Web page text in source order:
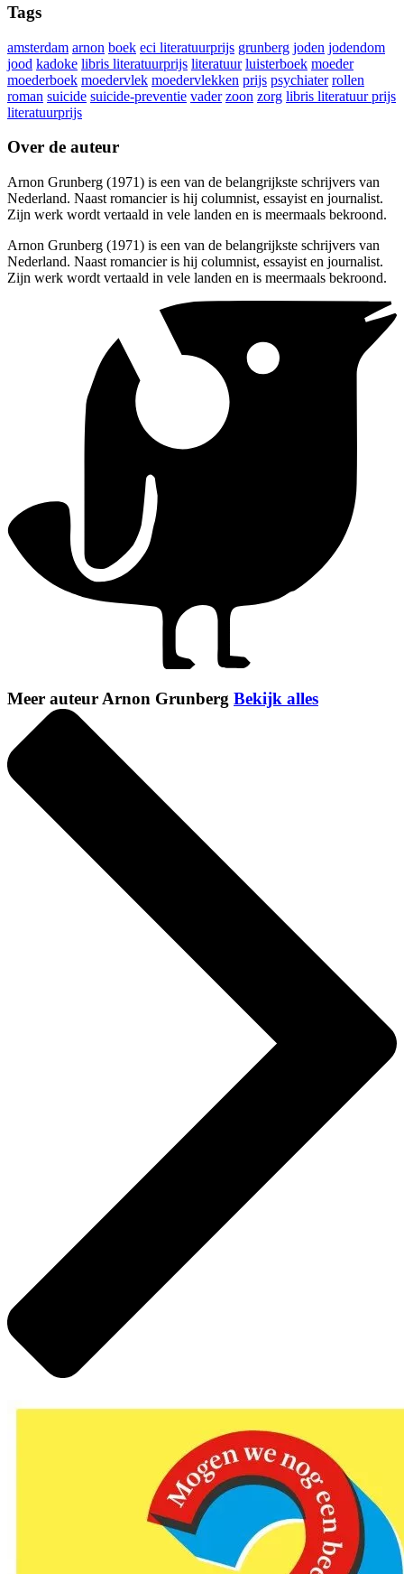
Tags
amsterdam arnon boek eci literatuurprijs grunberg joden jodendom
jood kadoke libris literatuurprijs literatuur luisterboek moeder
moederboek moedervlek moedervlekken prijs psychiater rollen
roman suicide suicide-preventie vader zoon zorg libris literatuur prijs
literatuurprijs
Over de auteur
Arnon Grunberg (1971) is een van de belangrijkste schrijvers van
Nederland. Naast romancier is hij columnist, essayist en journalist.
Zijn werk wordt vertaald in vele landen en is meermaals bekroond.
Arnon Grunberg (1971) is een van de belangrijkste schrijvers van
Nederland. Naast romancier is hij columnist, essayist en journalist.
Zijn werk wordt vertaald in vele landen en is meermaals bekroond.
Meer auteur Arnon Grunberg Bekijk alles